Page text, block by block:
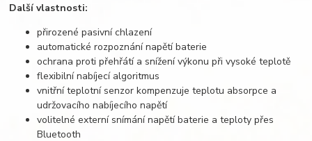
Další vlastnosti:
přirozené pasivní chlazení
automatické rozpoznání napětí baterie
ochrana proti přehřátí a snížení výkonu při vysoké teplotě
flexibilní nabíjecí algoritmus
vnitřní teplotní senzor kompenzuje teplotu absorpce a
udržovacího nabíjecího napětí
volitelné externí snímání napětí baterie a teploty přes
Bluetooth